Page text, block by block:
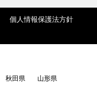
個人情報保護法方針
秋田県
山形県